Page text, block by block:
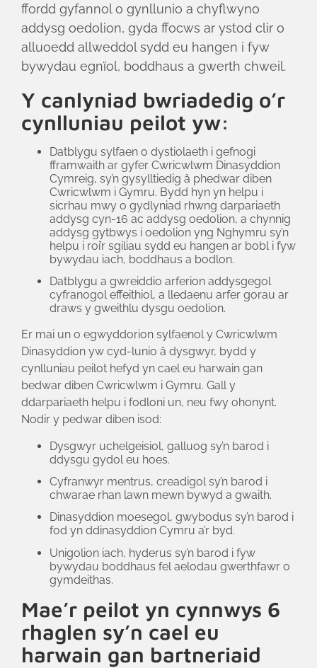
ffordd gyfannol o gynllunio a chyflwyno
addysg oedolion, gyda ffocws ar ystod clir o
alluoedd allweddol sydd eu hangen i fyw
bywydau egnïol, boddhaus a gwerth chweil.
Y canlyniad bwriadedig o’r
cynlluniau peilot yw:
Datblygu sylfaen o dystiolaeth i gefnogi
fframwaith ar gyfer Cwricwlwm Dinasyddion
Cymreig, sy’n gysylltiedig â phedwar diben
Cwricwlwm i Gymru. Bydd hyn yn helpu i
sicrhau mwy o gydlyniad rhwng darpariaeth
addysg cyn-16 ac addysg oedolion, a chynnig
addysg gytbwys i oedolion yng Nghymru sy’n
helpu i roi’r sgiliau sydd eu hangen ar bobl i fyw
bywydau iach, boddhaus a bodlon.
Datblygu a gwreiddio arferion addysgegol
cyfranogol effeithiol, a lledaenu arfer gorau ar
draws y gweithlu dysgu oedolion.
Er mai un o egwyddorion sylfaenol y Cwricwlwm
Dinasyddion yw cyd-lunio â dysgwyr, bydd y
cynlluniau peilot hefyd yn cael eu harwain gan
bedwar diben Cwricwlwm i Gymru. Gall y
ddarpariaeth helpu i fodloni un, neu fwy ohonynt.
Nodir y pedwar diben isod:
Dysgwyr uchelgeisiol, galluog sy’n barod i
ddysgu gydol eu hoes.
Cyfranwyr mentrus, creadigol sy’n barod i
chwarae rhan lawn mewn bywyd a gwaith.
Dinasyddion moesegol, gwybodus sy’n barod i
fod yn ddinasyddion Cymru a’r byd.
Unigolion iach, hyderus sy’n barod i fyw
bywydau boddhaus fel aelodau gwerthfawr o
gymdeithas.
Mae’r peilot yn cynnwys 6
rhaglen sy’n cael eu
harwain gan bartneriaid